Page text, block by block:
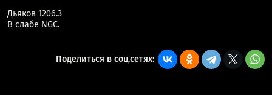
Дьяков 1206.3
В слабе NGC.
Поделиться в соц.сетях: